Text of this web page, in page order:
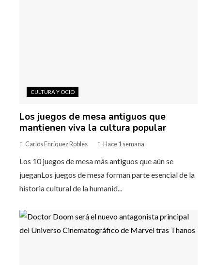
CULTURA Y OCIO
Los juegos de mesa antiguos que
mantienen viva la cultura popular
Carlos Enríquez Robles Hace 1 semana
Los 10 juegos de mesa más antiguos que aún se
jueganLos juegos de mesa forman parte esencial de la
historia cultural de la humanid...